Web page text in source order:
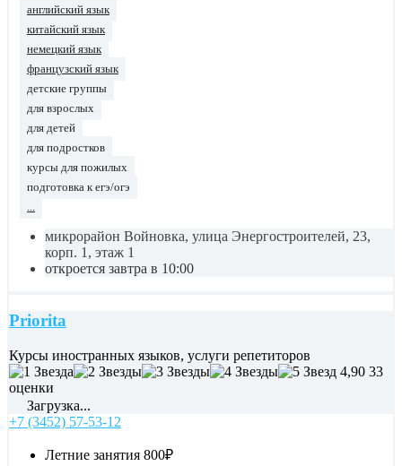
английский язык
китайский язык
немецкий язык
французский язык
детские группы
для взрослых
для детей
для подростков
курсы для пожилых
подготовка к егэ/огэ
микрорайон Войновка, улица Энергостроителей, 23,
корп. 1, этаж 1
откроется завтра в 10:00
Priorita
Курсы иностранных языков, услуги репетиторов
4,90 33
оценки
Загрузка...
+7 (3452) 57-53-12
Летние занятия 800₽